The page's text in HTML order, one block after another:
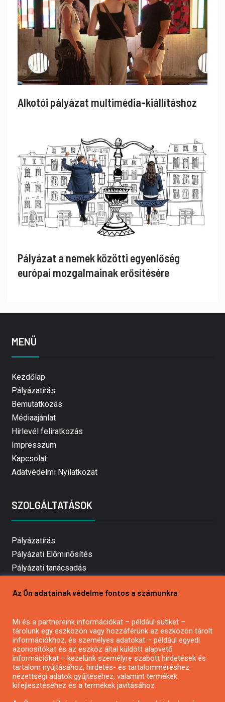
Alkotói pályázat multimédia-kiállításhoz
Pályázat a nemek közötti egyenlőség
európai mozgalmainak erősítésére
MENÜ
Kezdőlap
Pályázatírás
Bemutatkozás
Médiaajánlat
Hírlevél feliratkozás
Impresszum
Kapcsolat
Adatvédelmi Nyilatkozat
SZOLGÁLTATÁSOK
Pályázatírás
Pályázati Előminősítés
Pályázati tanácsadás
Mezőgazdasági pályázatírás
Pályázatírás civil szervezeteknek
Pályázatírás önkormányzatoknak
Pályázatfigyelés
Specifikus pályázatfigyelés vagy hírlevél
Az Ön adatainak védelme fontos a számunkra
Mi és a partnereink információkat – például sütiket –
tárolunk egy eszközön vagy hozzáférünk az eszközön tárolt
információkhoz, és személyes adatokat – például egyedi
azonosítókat és az eszköz által küldött alapvető
információkat – kezelünk személyre szabott hirdetések és
tartalom nyújtásához, hirdetés- és tartalomméréshez,
nézettségi adatok gyűjtéséhez, valamint termékek
kifejlesztéséhez és a termékek javításához.